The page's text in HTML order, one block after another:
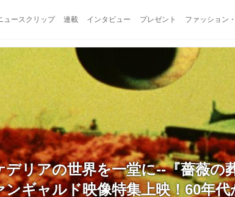
ュースクリップ 連載 インタビュー プレゼント ファッション
デリアの世界を一堂に--『薔薇の
ンギャルド映像特集上映！60年代